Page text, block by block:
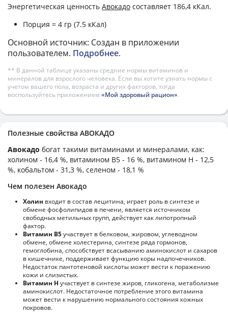
Энергетическая ценность Авокадо составляет 186,4 кКал.
Порция = 4 гр (7.5 кКал)
Основной источник: Создан в приложении
пользователем. Подробнее.
** В данной таблице указаны средние нормы витаминов и
минералов для взрослого человека. Если вы хотите узнать нормы с
учетом вашего пола, возраста и других факторов, тогда
воспользуйтесь приложением «Мой здоровый рацион».
Полезные свойства АВОКАДО
Авокадо богат такими витаминами и минералами, как:
холином - 16,4 %, витамином B5 - 16 %, витамином H - 12,5
%, кобальтом - 31,3 %, селеном - 18,1 %
Чем полезен Авокадо
Холин входит в состав лецитина, играет роль в синтезе и
обмене фосфолипидов в печени, является источником
свободных метильных групп, действует как липотропный
фактор.
Витамин В5участвует в белковом, жировом, углеводном
обмене, обмене холестерина, синтезе ряда гормонов,
гемоглобина, способствует всасыванию аминокислот и сахаров
в кишечнике, поддерживает функцию коры надпочечников.
Недостаток пантотеновой кислоты может вести к поражению
кожи и слизистых.
Витамин Н участвует в синтезе жиров, гликогена, метаболизме
аминокислот. Недостаточное потребление этого витамина
может вести к нарушению нормального состояния кожных
покровов.